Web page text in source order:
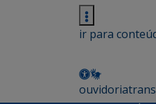
ir para
ouvidoria